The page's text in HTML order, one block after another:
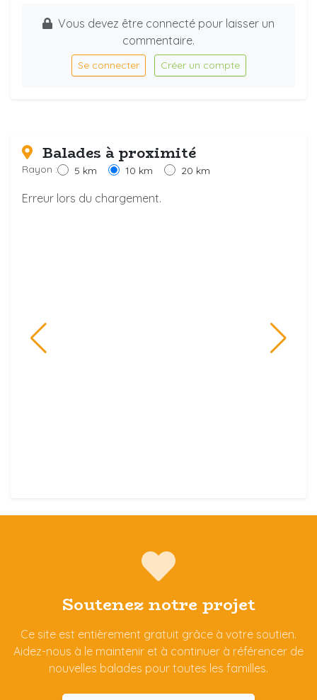
Vous devez être connecté pour laisser un
commentaire.
Se connecter Créer un compte
Balades à proximité
Rayon : 5 km 10 km 20 km
Erreur lors du chargement.
Soutenez notre projet
Ce site est entièrement gratuit grâce à votre soutien.
Aidez-nous à le maintenir et à continuer à référencer de
nouvelles balades pour toutes les familles.